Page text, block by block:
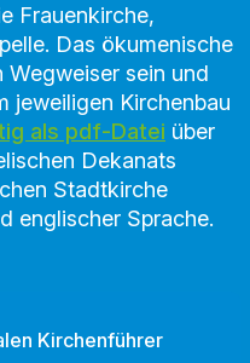
Frauenkirche,
Das ökumenische
Wegweiser sein und
jeweiligen Kirchenbau
als pdf-Datei über
Dekanats
Stadtkirche
englischer Sprache.
Kirchenführer